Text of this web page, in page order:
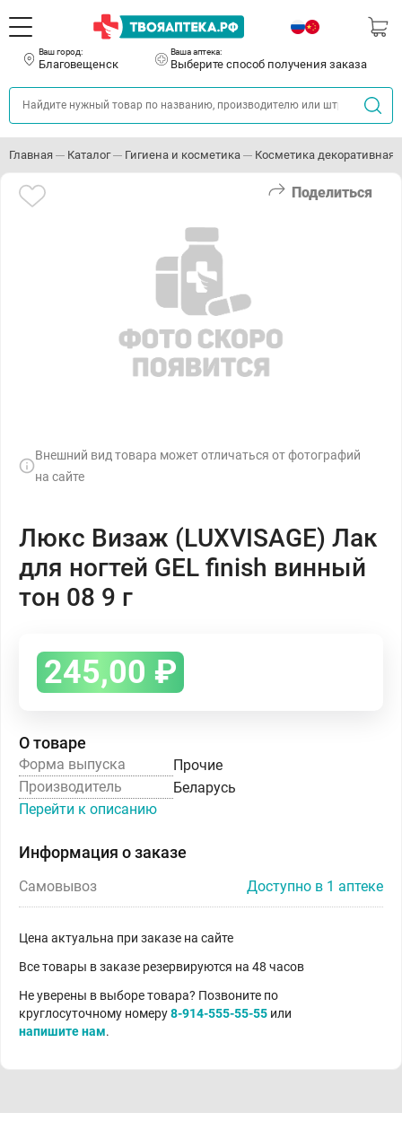
Ваш город:
Благовещенск
Ваша аптека:
Выберите способ получения заказа
Главная Каталог Гигиена и косметика Косметика декоративная
Поделиться
Внешний вид товара может отличаться от фотографий
на сайте
Люкс Визаж (LUXVISAGE) Лак
для ногтей GEL finish винный
тон 08 9 г
245,00 ₽
О товаре
Форма выпуска
Прочие
Производитель
Беларусь
Перейти к описанию
Информация о заказе
Самовывоз Доступно в 1 аптеке
Цена актуальна при заказе на сайте
Все товары в заказе резервируются на 48 часов
Не уверены в выборе товара? Позвоните по
круглосуточному номеру8-914-555-55-55 или
напишите нам.